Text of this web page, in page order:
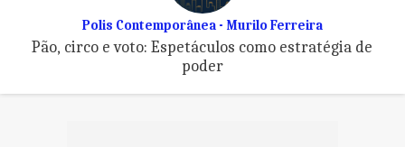
Polis Contemporânea - Murilo Ferreira
Pão, circo e voto: Espetáculos como estratégia de
poder